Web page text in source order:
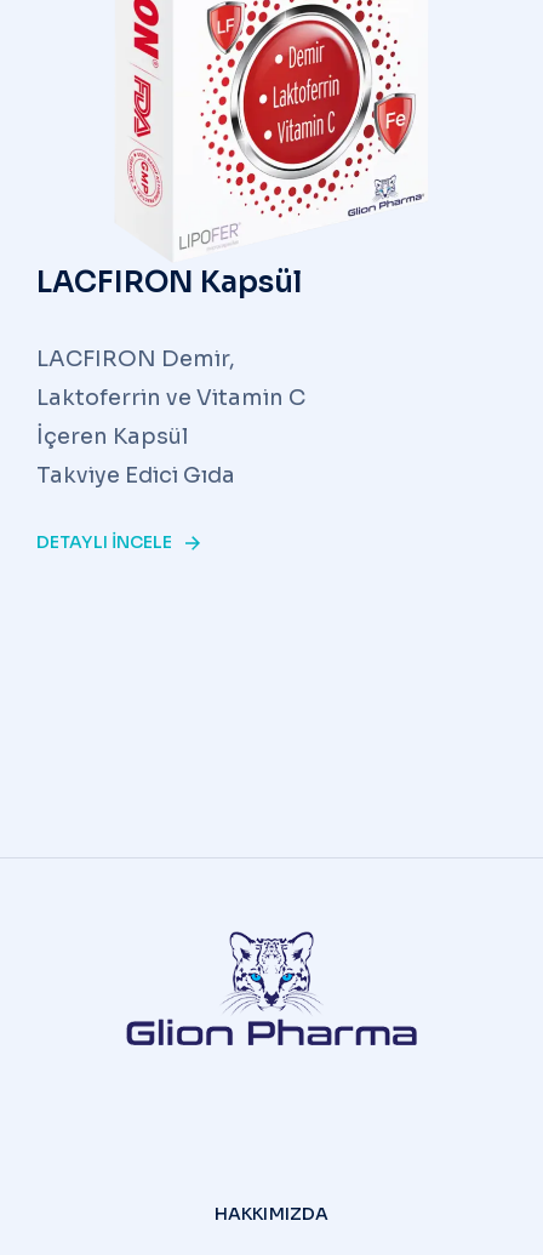
LACFIRON Kapsül
LACFIRON Demir,
Laktoferrin ve Vitamin C
İçeren Kapsül
Takviye Edici Gıda
DETAYLI INCELE
HAKKIMIZDA